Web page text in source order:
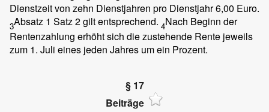
Dienstzeit von zehn Dienstjahren pro Dienstjahr 6,00 Euro.
3Absatz 1 Satz 2 gilt entsprechend. 4Nach Beginn der
Rentenzahlung erhöht sich die zustehende Rente jeweils
zum 1. Juli eines jeden Jahres um ein Prozent.
§ 17
Beiträge